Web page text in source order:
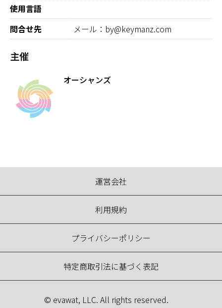
使用言語
問合せ先
メール：by@keymanz.com
主催
オーシャンズ
運営会社
利用規約
プライバシーポリシー
特定商取引法に基づく表記
© evawat, LLC. All rights reserved.